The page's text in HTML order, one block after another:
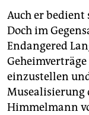
Auch er bedient
Doch im
Endangered
einzustellen
Musealisierung
Himmelmann